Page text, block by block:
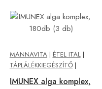
MANNAVITA| ÉTEL ITAL|
TÁPLÁLÉKKIEGÉSZÍTŐ|
IMUNEX alga komplex,